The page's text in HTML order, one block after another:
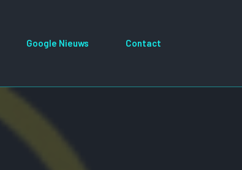
Google Nieuws Contact